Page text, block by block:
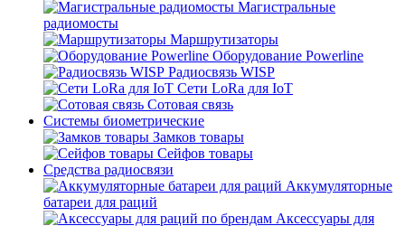
Магистральные
радиомосты
Маршрутизаторы
Оборудование Powerline
Радиосвязь WISP
Сети LoRa для IoT
Сотовая связь
Системы биометрические
Замков товары
Сейфов товары
Средства радиосвязи
Аккумуляторные
батареи для раций
Аксессуары для